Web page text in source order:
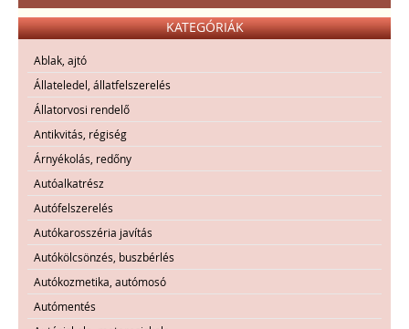
KATEGÓRIÁK
Ablak, ajtó
Állateledel, állatfelszerelés
Állatorvosi rendelő
Antikvitás, régiség
Árnyékolás, redőny
Autóalkatrész
Autófelszerelés
Autókarosszéria javítás
Autókölcsönzés, buszbérlés
Autókozmetika, autómosó
Autómentés